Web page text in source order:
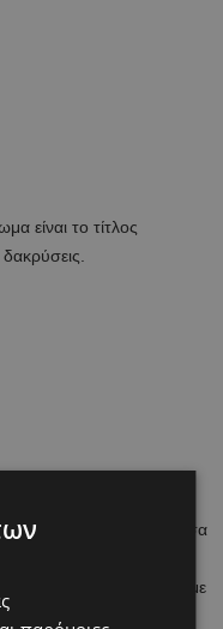
είναι το τίτλος
Down τραγουδάνε μέσα
Christina Peri με τη
(η οποία βοηθά παιδιά με
μήνυμα για τη